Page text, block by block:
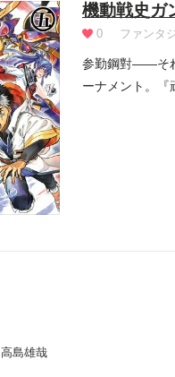
機動戦史ガ
0 ファンタ
参勤鋼對――そ
ーナメント。
高島雄哉